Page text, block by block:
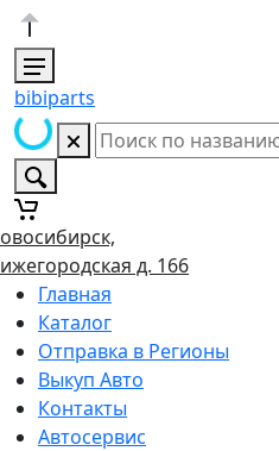
bibiparts
д. 166
Главная
Каталог
Отправка в Регионы
Выкуп Авто
Контакты
Автосервис